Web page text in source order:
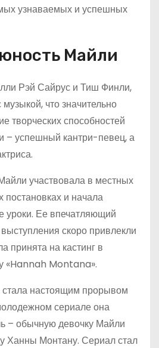
узнаваемых и успешных
Майли
Рэй Сайрус и Тиш Финли,
что значительно
творческих способностей
– успешный кантри-певец, а
участвовала в местных
постановках и начала
уроки. Ее впечатляющий
скоро привлекли
принята на кастинг в
«Hannah Montana».
настоящим прорывом
сериале она
– обычную девочку Майли
Ханны Монтану. Сериал стал